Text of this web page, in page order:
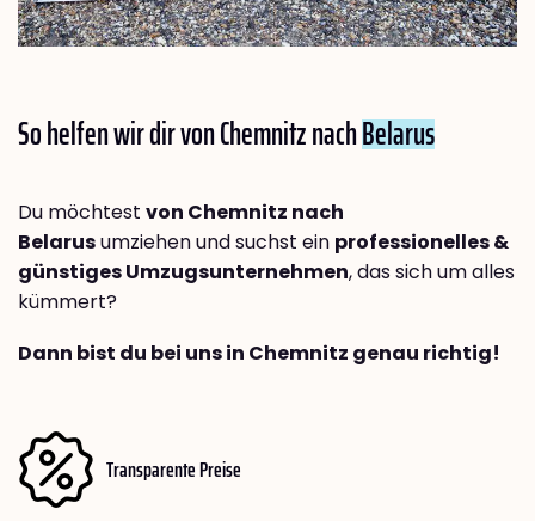
So helfen wir dir von Chemnitz nachBelarus
Du möchtest von Chemnitz nach
Belarusumziehen und suchst ein professionelles &
günstiges Umzugsunternehmen, das sich um alles
kümmert?
Dann bist du bei uns in Chemnitz genau richtig!
Transparente Preise